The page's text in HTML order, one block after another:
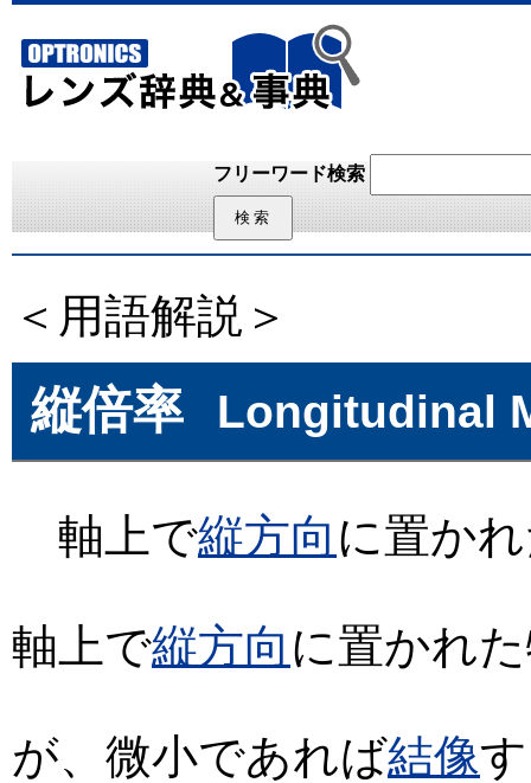
フリーワード検索
＜用語解説＞
縦倍率 Longitudinal
軸上で縦方向 に置か
軸上で縦方向 に置かれ
が、微小であれば結像